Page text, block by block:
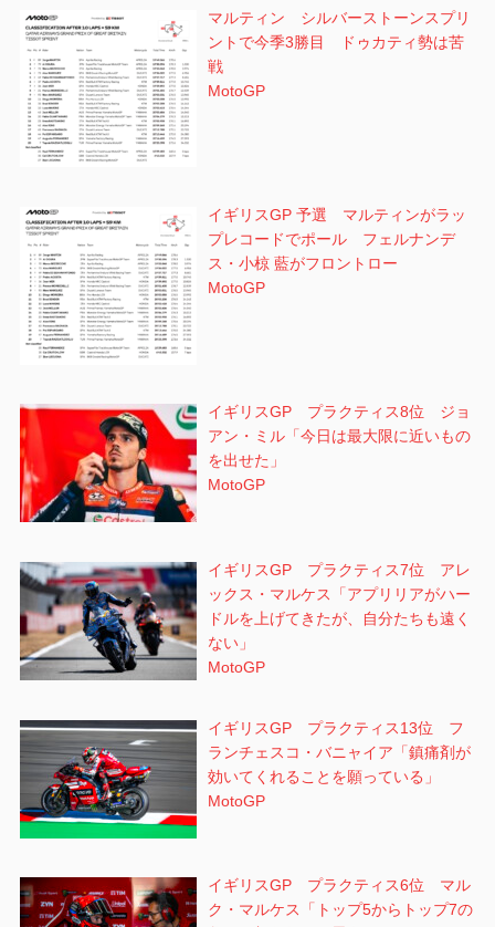
マルティン シルバーストーンスプリ
ントで今季3勝目 ドゥカティ勢は苦
戦
MotoGP
イギリスGP 予選 マルティンがラッ
プレコードでポール フェルナンデ
ス・小椋 藍がフロントロー
MotoGP
イギリスGP プラクティス8位 ジョ
アン・ミル「今日は最大限に近いもの
を出せた」
MotoGP
イギリスGP プラクティス7位 アレ
ックス・マルケス「アプリリアがハー
ドルを上げてきたが、自分たちも遠く
ない」
MotoGP
イギリスGP プラクティス13位 フ
ランチェスコ・バニャイア「鎮痛剤が
効いてくれることを願っている」
MotoGP
イギリスGP プラクティス6位 マル
ク・マルケス「トップ5からトップ7の